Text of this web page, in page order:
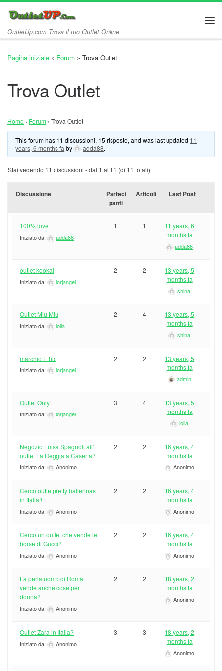
Passa al contenuto
OutletUp.com Trova il tuo Outlet Online
Pagina iniziale » Forum » Trova Outlet
Trova Outlet
Home › Forum › Trova Outlet
This forum has 11 discussioni, 15 risposte, and was last updated 11
years, 6 months fa by adda88.
Stai vedendo 11 discussioni - dal 1 al 11 (di 11 totali)
Discussione
Parteci
panti
Articoli Last Post
100% love
Iniziato da: adda88
1 1
11 years, 6
months fa
adda88
outlet kookai
Iniziato da: lorjangel
2 2
13 years, 5
months fa
shina
Outlet Miu Miu
Iniziato da: lolla
2 4
13 years, 5
months fa
shina
marchio Ethic
Iniziato da: lorjangel
2 2
13 years, 5
months fa
admin
Outlet Only
Iniziato da: lorjangel
3 4
13 years, 5
months fa
lolla
Negozio Luisa Spagnoli all’
outlet La Reggia a Caserta?
Iniziato da: Anonimo
2 2
16 years, 4
months fa
Anonimo
Cerco outle pretty ballerinas
in Italia!!
Iniziato da: Anonimo
2 2
16 years, 4
months fa
Anonimo
Cerco un outlet che vende le
borse di Gucci?
Iniziato da: Anonimo
2 2
16 years, 4
months fa
Anonimo
La perla uomo di Roma
vende anche cose per
donna?
Iniziato da: Anonimo
2 2
18 years, 2
months fa
Anonimo
Outlet Zara in Italia?
Iniziato da: Anonimo
3 3
18 years, 2
months fa
Anonimo